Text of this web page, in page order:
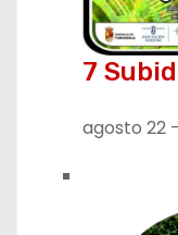
7
agosto 22 -